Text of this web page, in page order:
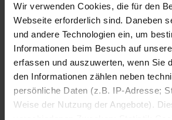
Wir verwenden Cookies, die für den
Webseite erforderlich sind. Daneben
und andere Technologien ein, um
Informationen beim Besuch auf
erfassen und auszuwerten, wenn Sie
den Informationen zählen neben
persönliche Daten (z.B. IP-Adresse;
Weise der Nutzung der Angebote).
Mit Maßen von ca.212 x 230 x 68 cm
der zweitürige Schwebetürenschrank
Kleidung, Wäsche und weitere
Breite und Höhe ermöglichen eine
Organisation des Schrankinhalts.